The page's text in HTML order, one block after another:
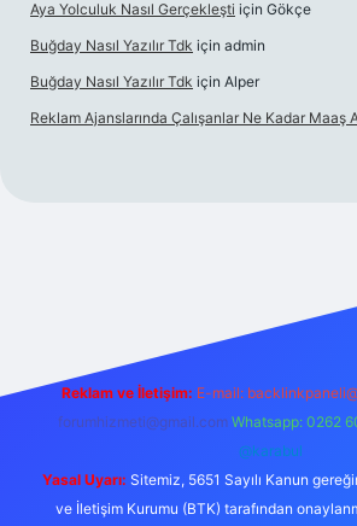
Aya Yolculuk Nasıl Gerçekleşti için Gökçe
Buğday Nasıl Yazılır Tdk için admin
Buğday Nasıl Yazılır Tdk için Alper
Reklam Ajanslarında Çalışanlar Ne Kadar Maaş
Reklam ve İletişim: E-mail:
forumhizmeti@gmail.com Whatsapp: 0262
@karabul
Yasal Uyarı: Sitemiz, 5651 Sayılı Kanun
ve İletişim Kurumu (BTK) tarafından